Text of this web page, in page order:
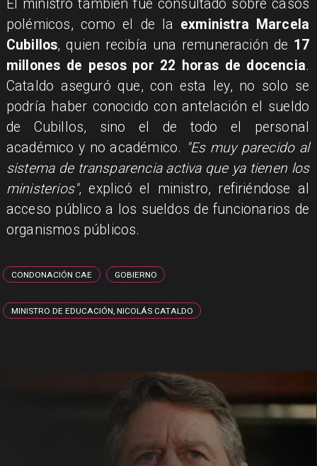
El ministro también fue consultado sobre casos
polémicos, como el de la exministra Marcela
Cubillos, quien recibía una remuneración de 17
millones de pesos por 22 horas de docencia.
Cataldo aseguró que, con esta ley, no solo se
podría haber conocido con antelación el sueldo
de Cubillos, sino el de todo el personal
académico y no académico. "Es muy parecido al
sistema de transparencia activa que ya tienen los
ministerios", explicó el ministro, refiriéndose al
acceso público a los sueldos de funcionarios de
organismos públicos.
CONDONACIÓN CAE GOBIERNO
MINISTRO DE EDUCACIÓN, NICOLÁS CATALDO